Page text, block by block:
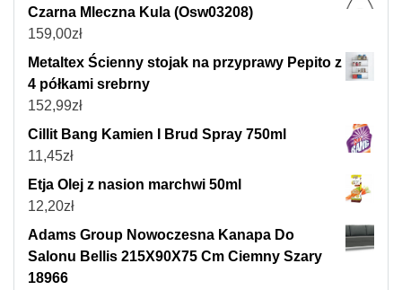
Czarna Mleczna Kula (Osw03208)
159,00zł
Metaltex Ścienny stojak na przyprawy Pepito z
4 półkami srebrny
152,99zł
Cillit Bang Kamien I Brud Spray 750ml
11,45zł
Etja Olej z nasion marchwi 50ml
12,20zł
Adams Group Nowoczesna Kanapa Do
Salonu Bellis 215X90X75 Cm Ciemny Szary
18966